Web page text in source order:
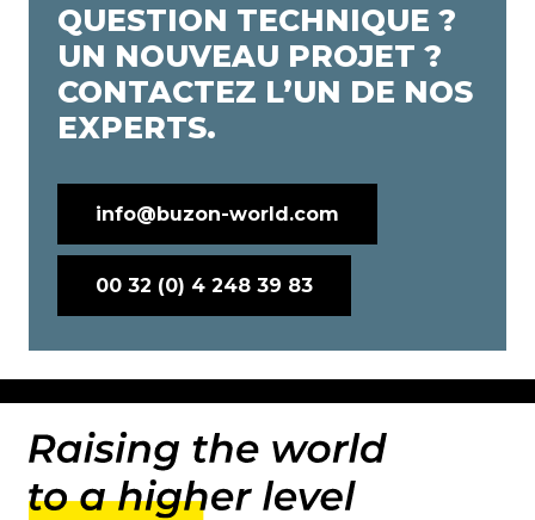
QUESTION TECHNIQUE ?
UN NOUVEAU PROJET ?
CONTACTEZ L’UN DE NOS
EXPERTS.
info@buzon-world.com
00 32 (0) 4 248 39 83